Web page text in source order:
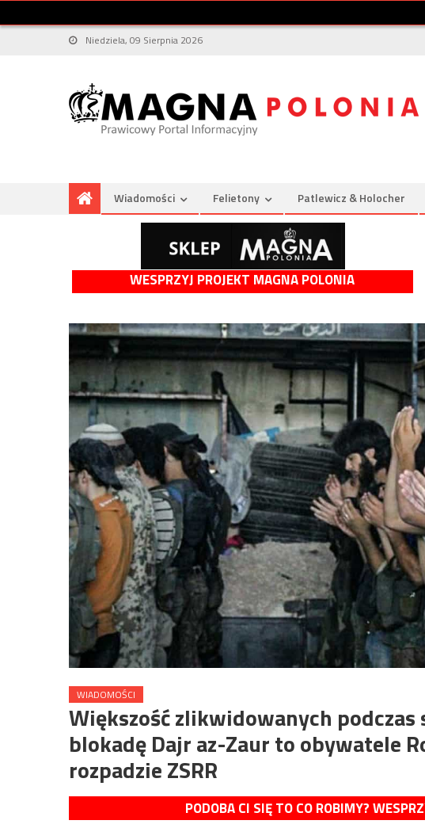
Niedziela, 09 Sierpnia 2026
Wiadomości Felietony Patlewicz & Holocher
WESPRZYJ PROJEKT MAGNA POLONIA
WIADOMOŚCI
Większość zlikwidowanych
blokadę Dajr az-Zaur to obywatele
rozpadzie ZSRR
PODOBA CI SIĘ TO CO ROBIMY?